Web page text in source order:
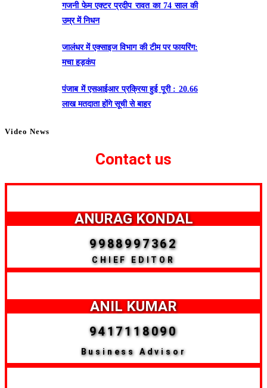
गजनी फेम एक्टर प्रदीप रावत का 74 साल की
उम्र में निधन
जालंधर में एक्साइज विभाग की टीम पर फायरिंग:
मचा हड़कंप
पंजाब में एसआईआर प्रक्रिया हुई पूरी : 20.66
लाख मतदाता होंगे सूची से बाहर
Video News
Contact us
ANURAG KONDAL
9988997362
CHIEF EDITOR
ANIL KUMAR
9417118090
Business Advisor